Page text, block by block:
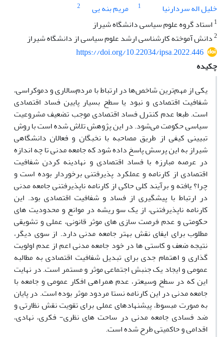
خلیل اله سردارنیا
1 مریم بنه یی
2
1 استاد گروه علوم سیاسی دانشگاه شیراز
2دانش آموخته کارشناسی ارشد علوم سیاسی از دانشگاه شیراز
https://doi.org/10.22034/ipsa.2022.446
چکیده
یکی از مهم‌ترین شاخص‌ها در ارتباط با مردم‌سالاری و دموکراسی‌،
شفافیت اقتصادی و نبود یا سطح بسیار پایین فساد اقتصادی
است. طبعا عدم کنترل فساد اقتصادی موجب تضعیف مشروعیت
سیاسی حکومت می‌شود. در این پژوهش تلاش شده است با روش
تبیینی کیفی از طریق مصاحبه با نخبگان و فعالان دانشگاهی
شیراز به این پرسش پاسخ داده شود که جامعه مدنی تا چه اندازه
در عرصه مبارزه با فساد اقتصادی و نهادینه کردن شفافیت
اقتصادی از کارنامه و عملکرد پذیرفتنی برخوردار بوده است و
چرا؟ یافته و برآیند کلی حاکی از کارنامه ناپذیرفتنی جامعه مدنی
در ارتباط با پیشگیری از فساد و شفافیت اقتصادی بود. این
کارنامه ناپذیرفتنی، از یک سو ریشه در موانع و محدودیت های
حکومتی و عدم فرصت سازی های موثر قانونی، عملی و تشویقی
مطلوب برای ایفای نقش بهتر جامعه مدنی دارد. از سوی دیگر،
نتیجه ضعف و کاستی ها در خود جامعه مدنی اعم از عدم اولویت
گذاری و اهتمام جدی برای تبدیل شفافیت اقتصادی به مطالبه
عمومی و ایجاد یک جنبش اجتماعی موثر و مستمر است. در نهایت
این که در سطح وسیعتر، عدم همراهی افکار عمومی و جامعه با
جامعه مدنی در این کارنامه نستا مردود موثر بوده است. در پایان
به صورت مبسوط، پیشنهادهای عملی برای تقویت نقش نظارتی و
ضد فسادی جامعه مدنی در ساحت های نظری- فکری، نهادی،
اقدامی و حاکمیتی طرح شده است.